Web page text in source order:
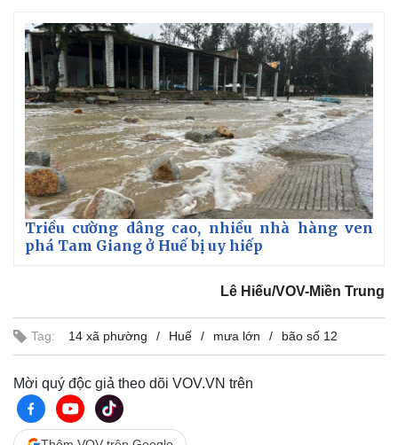
Chứng khoán
Giá cà phê
Triều cường dâng cao, nhiều nhà hàng ven
phá Tam Giang ở Huế bị uy hiếp
Lê Hiếu/VOV-Miền Trung
Tag: 14 xã phường Huế mưa lớn bão số 12
Mời quý độc giả theo dõi VOV.VN trên